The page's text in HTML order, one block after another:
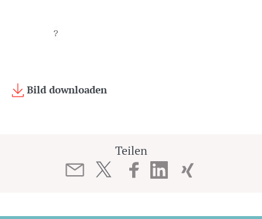
Bild downloaden
Teilen